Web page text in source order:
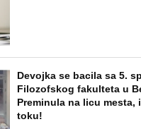
Devojka se bacila sa 5.
Filozofskog fakulteta u
Preminula na licu mesta,
toku!